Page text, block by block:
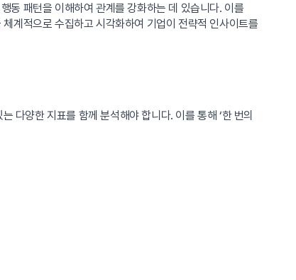
동 패턴을 이해하여 관계를 강화하는 데 있습니다. 이를
계적으로 수집하고 시각화하여 기업이 전략적 인사이트를
다양한 지표를 함께 분석해야 합니다. 이를 통해 ‘한 번의